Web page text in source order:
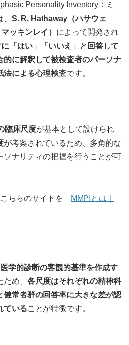
Personality Inventory：ミ
S. R. Hathaway（ハサウェ
ッキンレイ） によって開発され
「はい」「いいえ」と回答して
的に解釈して被検査者のパーソナ
法による心理検査です。
臨床尺度が基本として設けられ
が考案されているため、多角的な
ソナリティの把握を行うことが可
こちらのサイトを
MMPIとは｜
学的診断の客観的基準を作成す
め、 各尺度はそれぞれの精神科
健常者群の回答率に大きな差が認
ていることが特徴です。